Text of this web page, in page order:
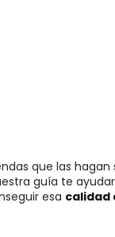
que las
guía te
esa calidad